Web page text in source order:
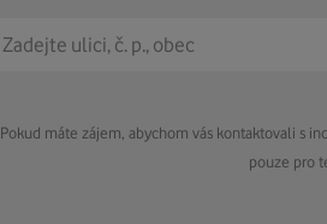
Pokud máte zájem, abychom vás kontaktovali s
pouze pro